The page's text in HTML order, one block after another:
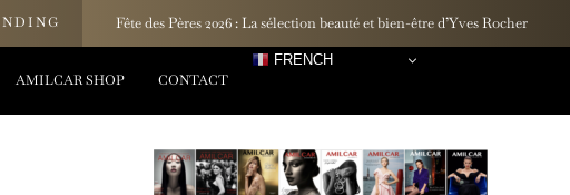
Un rituel inspiré des lagons : La marque française Hinaiti dévoile sa
AMILCAR SHOP CONTACT
FRENCH